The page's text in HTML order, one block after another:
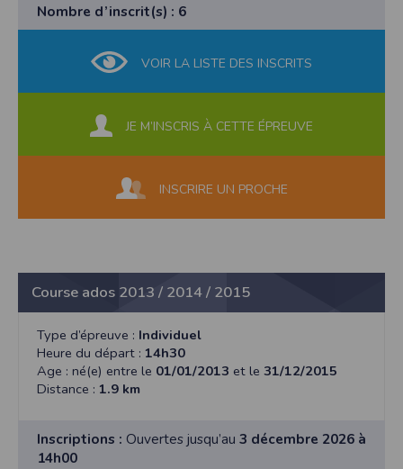
Nombre d’inscrit(s) : 6
VOIR LA LISTE DES INSCRITS
JE M’INSCRIS À CETTE ÉPREUVE
INSCRIRE UN PROCHE
Course ados 2013 / 2014 / 2015
Type d’épreuve : Individuel
Heure du départ : 14h30
Age : né(e) entre le 01/01/2013 et le 31/12/2015
Distance : 1.9 km
Inscriptions : Ouvertes jusqu’au 3 décembre 2026 à
14h00